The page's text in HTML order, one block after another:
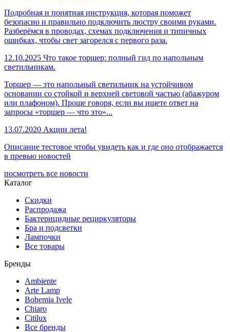
Подробная и понятная инструкция, которая поможет
безопасно и правильно подключить люстру своими руками.
Разберёмся в проводах, схемах подключения и типичных
ошибках, чтобы свет загорелся с первого раза.
12.10.2025 Что такое торшер: полный гид по напольным
светильникам.
Торшер — это напольный светильник на устойчивом
основании со стойкой и верхней световой частью (абажуром
или плафоном). Проще говоря, если вы ищете ответ на
запросы «торшер — что это»...
13.07.2020 Акции лета!
Описание тестовое чтобы увидеть как и где оно отображается
в превью новостей
посмотреть все новости
Каталог
Скидки
Распродажа
Бактерицидные рециркуляторы
Бра и подсветки
Лампочки
Все товары
Бренды
Ambiente
Arte Lamp
Bohemia Ivele
Chiaro
Citilux
Все бренды